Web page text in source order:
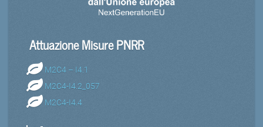
Attuazione Misure PNRR
M2C4 – I4.1
M2C4-I4.2_057
M2C4-I4.4